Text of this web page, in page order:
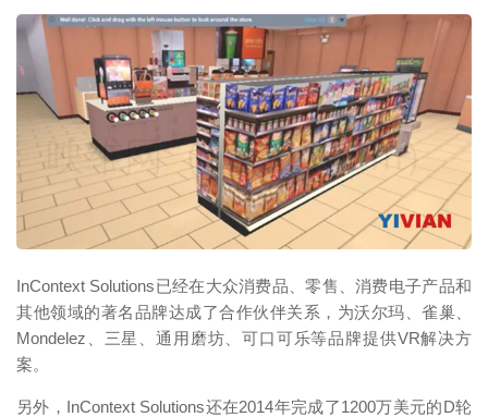
InContext Solutions已经在大众消费品、零售、消费电子产品和
其他领域的著名品牌达成了合作伙伴关系，为沃尔玛、雀巢、
Mondelez、三星、通用磨坊、可口可乐等品牌提供VR解决方
案。
另外，InContext Solutions还在2014年完成了1200万美元的D轮
映维网（nweon.com）